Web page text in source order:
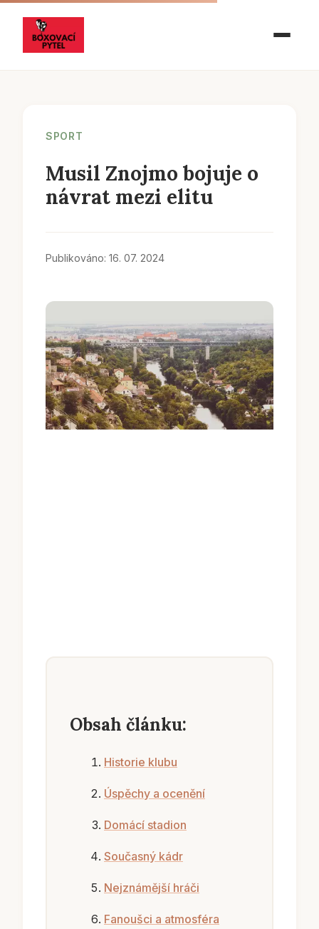
SPORT
Musil Znojmo bojuje o
návrat mezi elitu
Publikováno: 16. 07. 2024
Obsah článku:
Historie klubu
Úspěchy a ocenění
Domácí stadion
Současný kádr
Nejznámější hráči
Fanoušci a atmosféra